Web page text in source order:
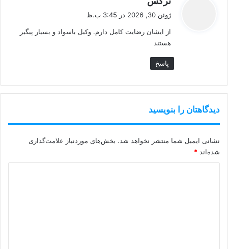
ژوئن 30, 2026 در 3:45 ب.ظ
از ایشان رضایت کامل دارم. وکیل باسواد و بسیار پیگیر
هستند‌
پاسخ
دیدگاهتان را بنویسید
نشانی ایمیل شما منتشر نخواهد شد. بخش‌های موردنیاز علامت‌گذاری
شده‌اند *